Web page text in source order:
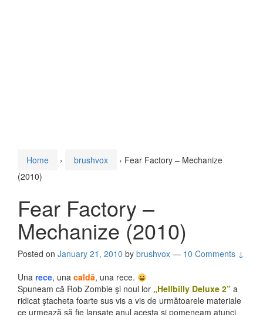
Home › brushvox › Fear Factory – Mechanize
(2010)
Fear Factory –
Mechanize (2010)
Posted on January 21, 2010 by brushvox — 10 Comments ↓
Una rece, una caldă, una rece.
Spuneam că Rob Zombie şi noul lor „Hellbilly Deluxe 2” a
ridicat ştacheta foarte sus vis a vis de următoarele materiale
ce urmează să fie lansate anul acesta şi pomeneam atunci